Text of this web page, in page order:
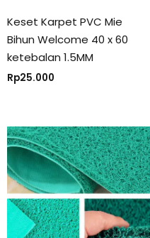
Keset Karpet PVC Mie
Bihun Welcome 40 x 60
ketebalan 1.5MM
Rp25.000